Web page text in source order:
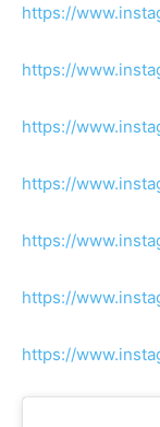
https://
https://
https://
https://
https://
https://
https://